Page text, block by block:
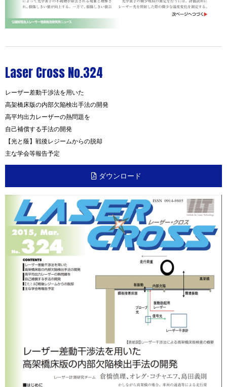
Laser Cross No.324
レーザー差動干渉法を用いた
高架橋床版の内部欠陥検出手法の開発
高平均出力レーザーの熱問題を
自己補償する手法の開発
【光と蔭】戦後レジームからの脱却
主な学会等報告予定
ダウンロード